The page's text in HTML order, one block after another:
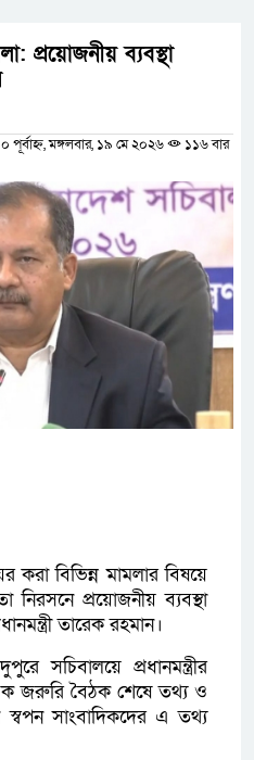
প্রয়োজনীয় ব্যবস্থা
মঙ্গলবার, ১৯ মে ২০২৬
১১৬ বার
করা বিভিন্ন মামলার বিষয়ে
নিরসনে প্রয়োজনীয় ব্যবস্থা
তারেক রহমান।
সচিবালয়ে প্রধানমন্ত্রীর
জরুরি বৈঠক শেষে তথ্য ও
স্বপন সাংবাদিকদের এ তথ্য